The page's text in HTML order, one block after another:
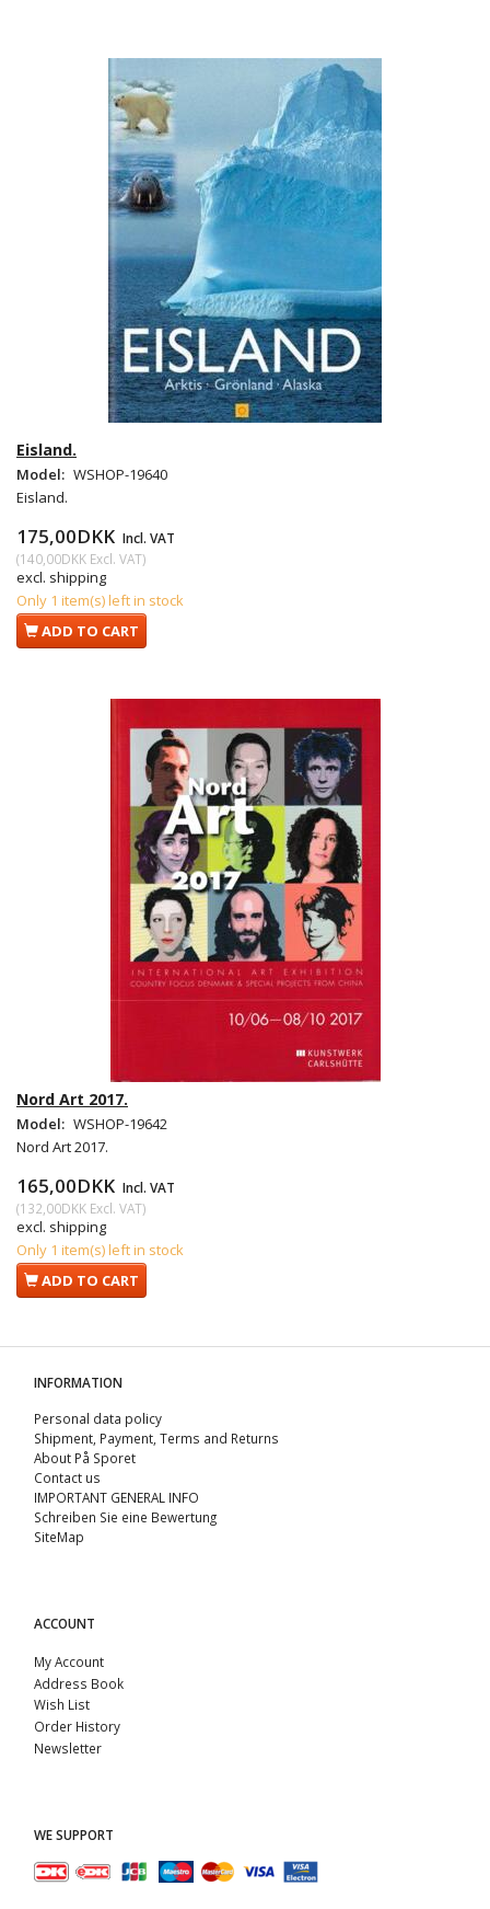
Eisland.
Model: WSHOP-19640
Eisland.
175,00DKK Incl. VAT
(140,00DKK Excl. VAT)
excl. shipping
Only 1 item(s) left in stock
ADD TO CART
Nord Art 2017.
Model: WSHOP-19642
Nord Art 2017.
165,00DKK Incl. VAT
(132,00DKK Excl. VAT)
excl. shipping
Only 1 item(s) left in stock
ADD TO CART
INFORMATION
Personal data policy
Shipment, Payment, Terms and Returns
About På Sporet
Contact us
IMPORTANT GENERAL INFO
Schreiben Sie eine Bewertung
SiteMap
ACCOUNT
My Account
Address Book
Wish List
Order History
Newsletter
WE SUPPORT